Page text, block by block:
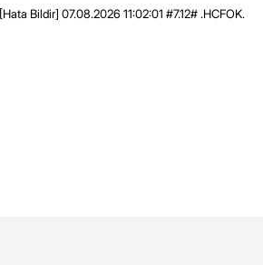
[Hata Bildir] 07.08.2026 11:02:01 #7.12# .HCFOK.